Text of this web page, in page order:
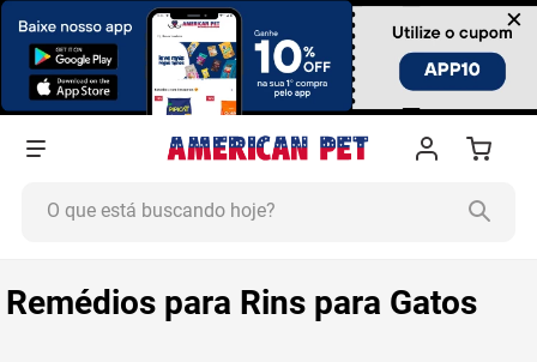
×
Remédios para Rins para Gatos
1º
ração cachorro